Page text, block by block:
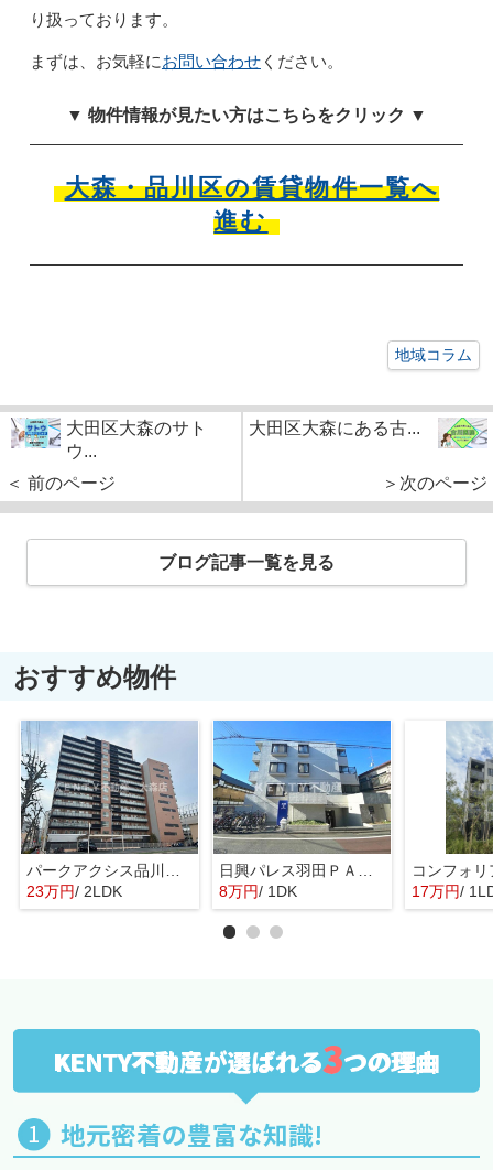
り扱っております。
まずは、お気軽にお問い合わせください。
▼ 物件情報が見たい方はこちらをクリック ▼
大森・品川区の賃貸物件一覧へ
進む
地域コラム
大田区大森のサト
ウ...
＜ 前のページ
大田区大森にある古...
＞次のページ
ブログ記事一覧を見る
おすすめ物件
23万円/ 2LDK
8万円/ 1DK 17万円/
KENTY不動産が選ばれる3つの理由
地元密着の豊富な知識!